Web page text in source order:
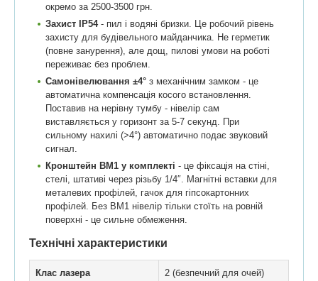
окремо за 2500-3500 грн.
Захист IP54- пил і водяні бризки. Це робочий рівень
захисту для будівельного майданчика. Не герметик
(повне занурення), але дощ, пилові умови на роботі
переживає без проблем.
Самонівелювання ±4° з механічним замком - це
автоматична компенсація косого встановлення.
Поставив на нерівну тумбу - нівелір сам
виставляється у горизонт за 5-7 секунд. При
сильному нахилі (>4°) автоматично подає звуковий
сигнал.
Кронштейн BM1 у комплекті - це фіксація на стіні,
стелі, штативі через різьбу 1/4″. Магнітні вставки для
металевих профілей, гачок для гіпсокартонних
профілей. Без BM1 нівелір тільки стоїть на ровній
поверхні - це сильне обмеження.
Технічні характеристики
Клас лазера 2 (безпечний для очей)